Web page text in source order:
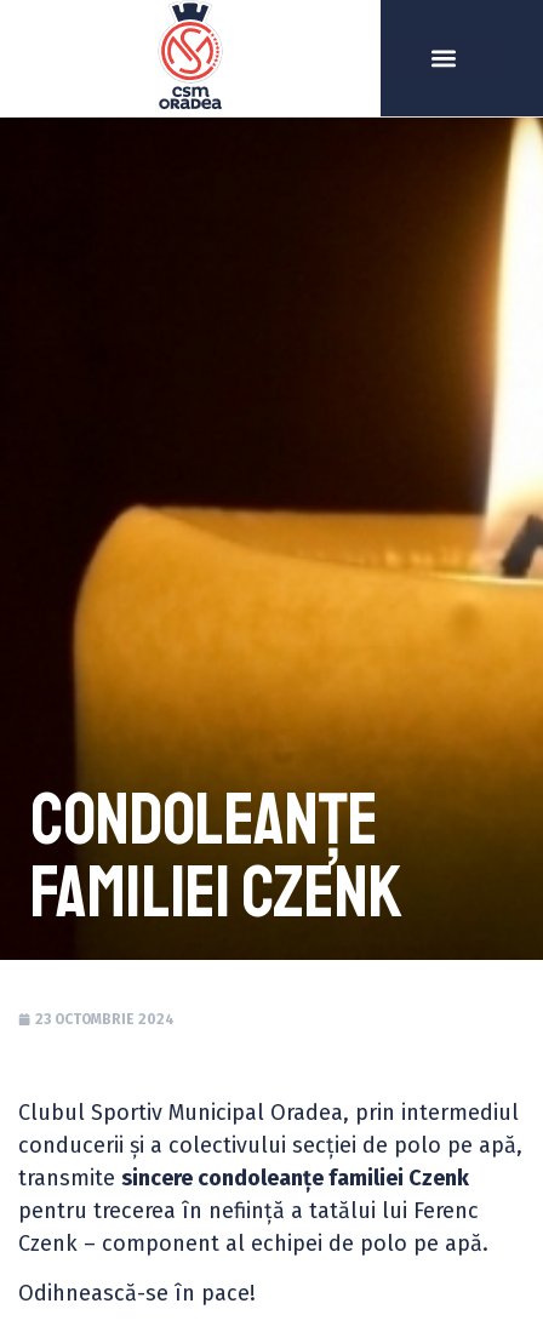
Condoleanțe
familiei Czenk
23 OCTOMBRIE 2024
Clubul Sportiv Municipal Oradea, prin intermediul
conducerii și a colectivului secției de polo pe apă,
transmite sincere condoleanțe familiei Czenk
pentru trecerea în neființă a tatălui lui Ferenc
Czenk – component al echipei de polo pe apă.
Odihnească-se în pace!